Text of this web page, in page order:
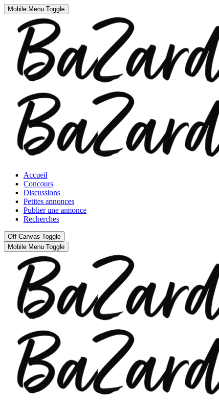
Mobile Menu Toggle
Accueil
Concours
Discussions
Petites annonces
Publier une annonce
Recherches
Off-Canvas Toggle
Mobile Menu Toggle